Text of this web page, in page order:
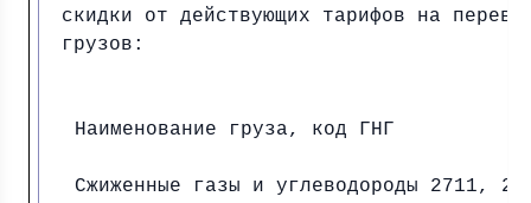
скидки от действующих тарифов на
грузов:
Наименование груза, код ГНГ
Сжиженные газы и углеводороды 2711,